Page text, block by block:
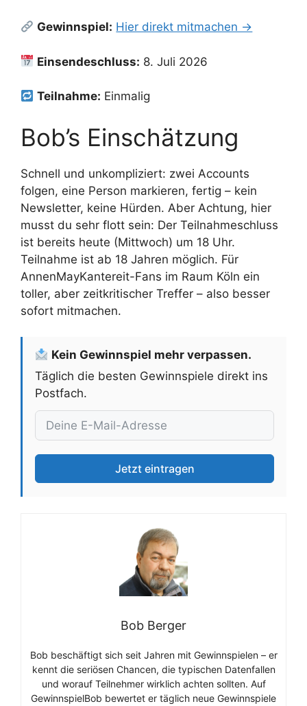
Gewinnspiel: Hier direkt mitmachen →
Einsendeschluss: 8. Juli 2026
Teilnahme: Einmalig
Bob’s Einschätzung
Schnell und unkompliziert: zwei Accounts
folgen, eine Person markieren, fertig – kein
Newsletter, keine Hürden. Aber Achtung, hier
musst du sehr flott sein: Der Teilnahmeschluss
ist bereits heute (Mittwoch) um 18 Uhr.
Teilnahme ist ab 18 Jahren möglich. Für
AnnenMayKantereit-Fans im Raum Köln ein
toller, aber zeitkritischer Treffer – also besser
sofort mitmachen.
Kein Gewinnspiel mehr verpassen.
Täglich die besten Gewinnspiele direkt ins
Postfach.
Jetzt eintragen
Bob Berger
Bob beschäftigt sich seit Jahren mit Gewinnspielen – er
kennt die seriösen Chancen, die typischen Datenfallen
und worauf Teilnehmer wirklich achten sollten. Auf
GewinnspielBob bewertet er täglich neue Gewinnspiele